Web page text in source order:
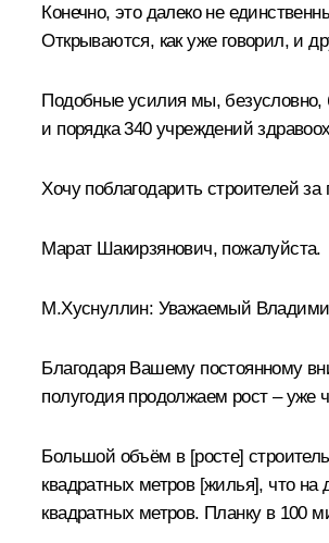
Конечно, это далеко не
Открываются, как уже говорил, и
Подобные усилия мы, безусловно,
и порядка 340 учреждений
Хочу поблагодарить строителей
Марат Шакирзянович, пожалуйста.
М.Хуснуллин: Уважаемый
Благодаря Вашему постоянному
полугодия продолжаем рост – уже
Большой объём в [росте]
квадратных метров [жилья], что
квадратных метров. Планку в 100